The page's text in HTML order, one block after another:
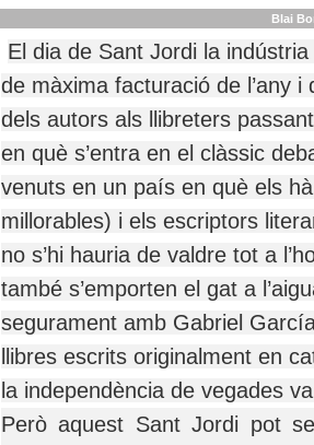
Blai
El dia de Sant Jordi la
de màxima facturació de l’any
dels autors als llibreters
en què s’entra en el clàssic
venuts en un país en què els
millorables) i els escriptors
no s’hi hauria de valdre tot a
també s’emporten el gat a
segurament amb Gabriel
llibres escrits originalment en
la independència de vegades
Però aquest Sant Jordi pot